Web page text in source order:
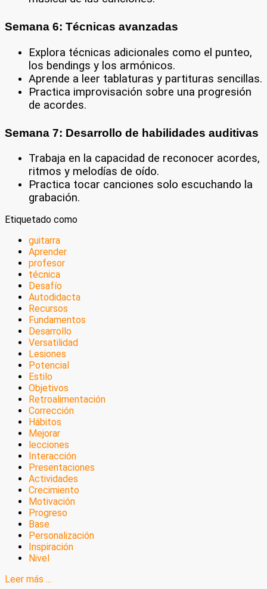
Semana 6: Técnicas avanzadas
Explora técnicas adicionales como el punteo,
los bendings y los armónicos.
Aprende a leer tablaturas y partituras sencillas.
Practica improvisación sobre una progresión
de acordes.
Semana 7: Desarrollo de habilidades auditivas
Trabaja en la capacidad de reconocer acordes,
ritmos y melodías de oído.
Practica tocar canciones solo escuchando la
grabación.
Etiquetado como
guitarra
Aprender
profesor
técnica
Desafío
Autodidacta
Recursos
Fundamentos
Desarrollo
Versatilidad
Lesiones
Potencial
Estilo
Objetivos
Retroalimentación
Corrección
Hábitos
Mejorar
lecciones
Interacción
Presentaciones
Actividades
Crecimiento
Motivación
Progreso
Base
Personalización
Inspiración
Nivel
Leer más ...